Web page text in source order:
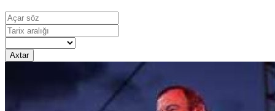
Axtar